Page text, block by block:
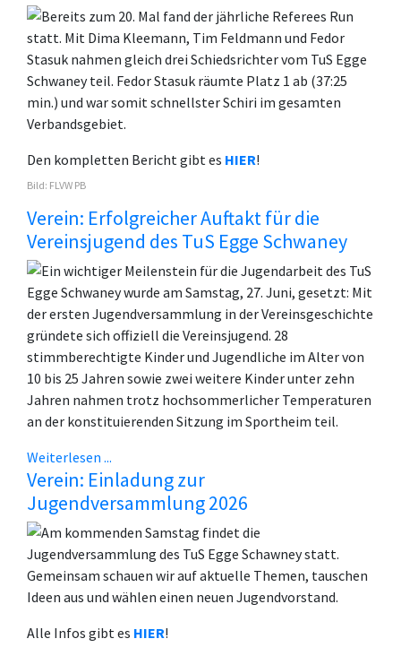
Bereits zum 20. Mal fand der jährliche Referees Run
statt. Mit Dima Kleemann, Tim Feldmann und Fedor
Stasuk nahmen gleich drei Schiedsrichter vom TuS Egge
Schwaney teil. Fedor Stasuk räumte Platz 1 ab (37:25
min.) und war somit schnellster Schiri im gesamten
Verbandsgebiet.
Den kompletten Bericht gibt es HIER!
Bild: FLVW PB
Verein: Erfolgreicher Auftakt für die
Vereinsjugend des TuS Egge Schwaney
Ein wichtiger Meilenstein für die Jugendarbeit des TuS
Egge Schwaney wurde am Samstag, 27. Juni, gesetzt: Mit
der ersten Jugendversammlung in der Vereinsgeschichte
gründete sich offiziell die Vereinsjugend. 28
stimmberechtigte Kinder und Jugendliche im Alter von
10 bis 25 Jahren sowie zwei weitere Kinder unter zehn
Jahren nahmen trotz hochsommerlicher Temperaturen
an der konstituierenden Sitzung im Sportheim teil.
Weiterlesen ...
Verein: Einladung zur
Jugendversammlung 2026
Am kommenden Samstag findet die
Jugendversammlung des TuS Egge Schawney statt.
Gemeinsam schauen wir auf aktuelle Themen, tauschen
Ideen aus und wählen einen neuen Jugendvorstand.
Alle Infos gibt es HIER!